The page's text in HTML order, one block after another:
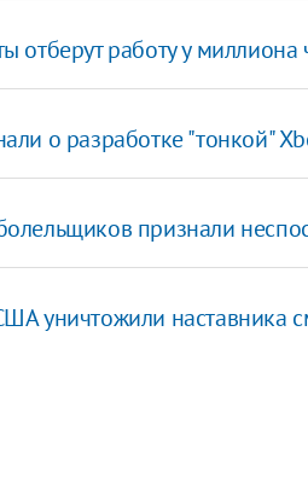
отберут работу у миллиона
о разработке "тонкой"
признали
уничтожили наставника